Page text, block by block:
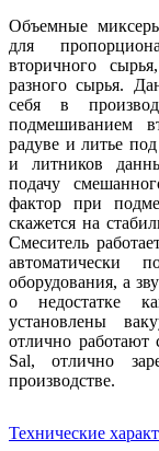
Объемные
для
вторичного
разного сырья.
себя в
подмешиванием
радуве и литье
и литников
подачу
фактор при
скажется на
Смеситель
автоматически
оборудования, а
о недостатке
установлены
отлично
Sal, отлично
производстве.
Технические